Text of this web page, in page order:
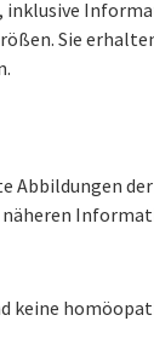
inklusive
Sie
Abbildungen
keine